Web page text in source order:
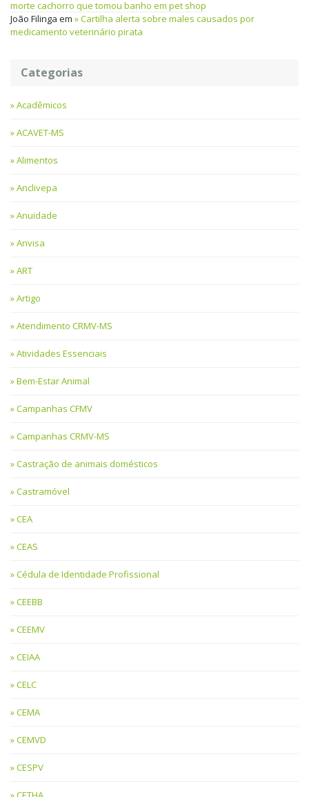
morte cachorro que tomou banho em pet shop
João Filinga em
Cartilha alerta sobre males causados por
medicamento veterinário pirata
Categorias
Acadêmicos
ACAVET-MS
Alimentos
Anclivepa
Anuidade
Anvisa
ART
Artigo
Atendimento CRMV-MS
Atividades Essenciais
Bem-Estar Animal
Campanhas CFMV
Campanhas CRMV-MS
Castração de animais domésticos
Castramóvel
CEA
CEAS
Cédula de Identidade Profissional
CEEBB
CEEMV
CEIAA
CELC
CEMA
CEMVD
CESPV